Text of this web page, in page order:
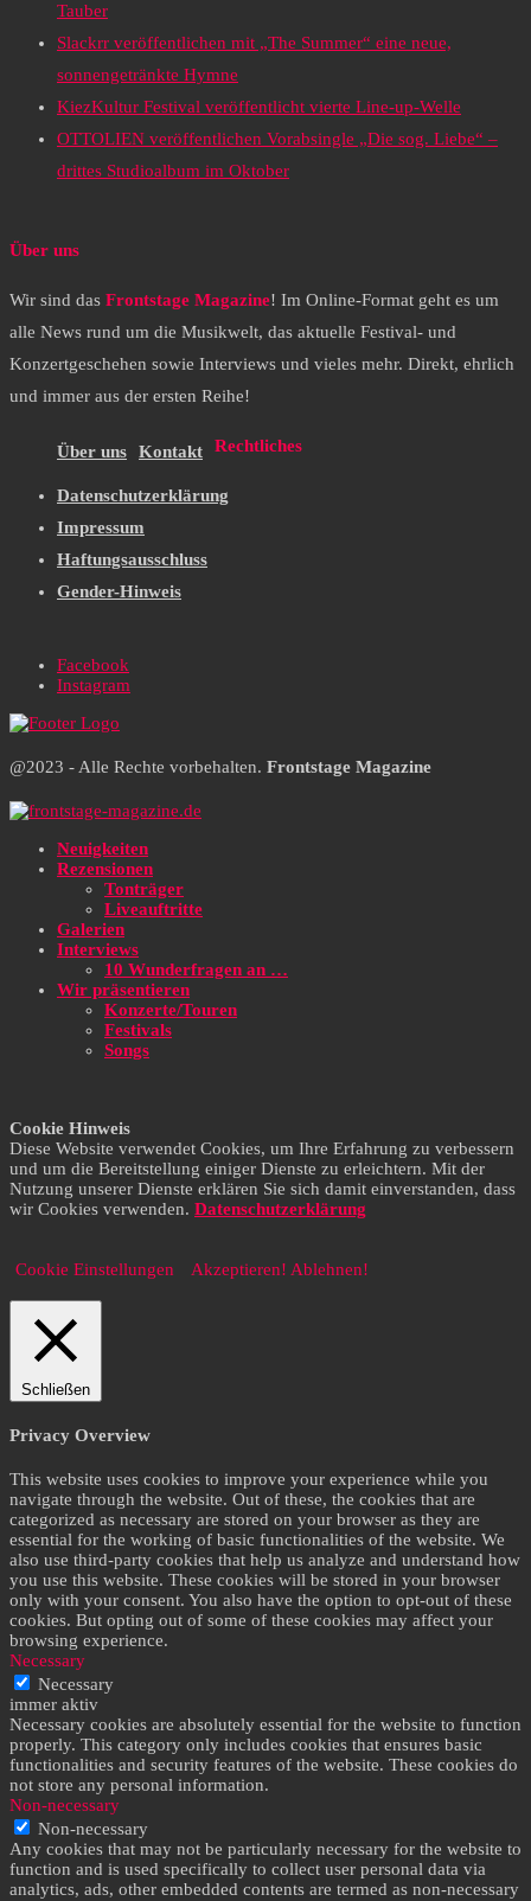
Tauber
Slackrr veröffentlichen mit „The Summer“ eine neue,
sonnengetränkte Hymne
KiezKultur Festival veröffentlicht vierte Line-up-Welle
OTTOLIEN veröffentlichen Vorabsingle „Die sog. Liebe“ –
drittes Studioalbum im Oktober
Über uns
Wir sind das Frontstage Magazine! Im Online-Format geht es um
alle News rund um die Musikwelt, das aktuelle Festival- und
Konzertgeschehen sowie Interviews und vieles mehr. Direkt, ehrlich
und immer aus der ersten Reihe!
Über uns Kontakt Rechtliches
Datenschutzerklärung
Impressum
Haftungsausschluss
Gender-Hinweis
Facebook
Instagram
@2023 - Alle Rechte vorbehalten. Frontstage Magazine
Neuigkeiten
Rezensionen
Tonträger
Liveauftritte
Galerien
Interviews
10 Wunderfragen an …
Wir präsentieren
Konzerte/Touren
Festivals
Songs
Cookie Hinweis
Diese Website verwendet Cookies, um Ihre Erfahrung zu verbessern
und um die Bereitstellung einiger Dienste zu erleichtern. Mit der
Nutzung unserer Dienste erklären Sie sich damit einverstanden, dass
wir Cookies verwenden. Datenschutzerklärung
Cookie Einstellungen Akzeptieren! Ablehnen!
Schließen
Privacy Overview
This website uses cookies to improve your experience while you
navigate through the website. Out of these, the cookies that are
categorized as necessary are stored on your browser as they are
essential for the working of basic functionalities of the website. We
also use third-party cookies that help us analyze and understand how
you use this website. These cookies will be stored in your browser
only with your consent. You also have the option to opt-out of these
cookies. But opting out of some of these cookies may affect your
browsing experience.
Necessary
Necessary
immer aktiv
Necessary cookies are absolutely essential for the website to function
properly. This category only includes cookies that ensures basic
functionalities and security features of the website. These cookies do
not store any personal information.
Non-necessary
Non-necessary
Any cookies that may not be particularly necessary for the website to
function and is used specifically to collect user personal data via
analytics, ads, other embedded contents are termed as non-necessary